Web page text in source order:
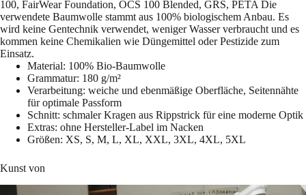
100, FairWear Foundation, OCS 100 Blended, GRS, PETA Die
verwendete Baumwolle stammt aus 100% biologischem Anbau. Es
wird keine Gentechnik verwendet, weniger Wasser verbraucht und es
kommen keine Chemikalien wie Düngemittel oder Pestizide zum
Einsatz.
Material: 100% Bio-Baumwolle
Grammatur: 180 g/m²
Verarbeitung: weiche und ebenmäßige Oberfläche, Seitennähte
für optimale Passform
Schnitt: schmaler Kragen aus Rippstrick für eine moderne Optik
Extras: ohne Hersteller-Label im Nacken
Größen: XS, S, M, L, XL, XXL, 3XL, 4XL, 5XL
Kunst von